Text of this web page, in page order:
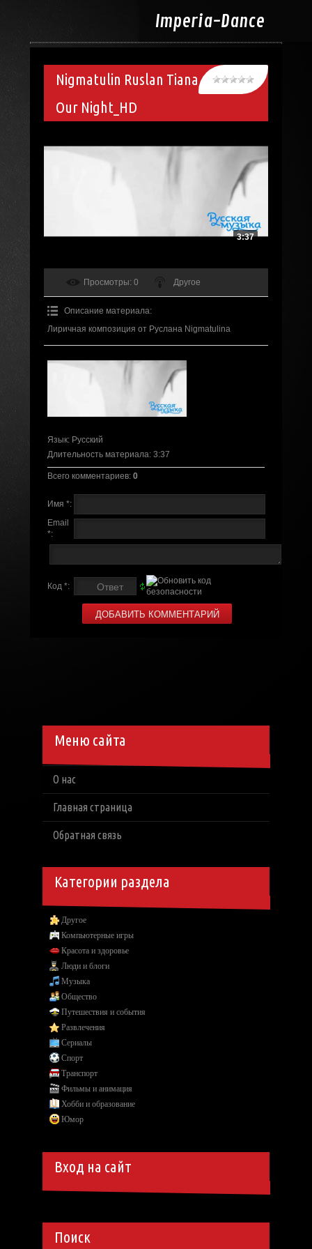
Imperia-Dance
Nigmatulin Ruslan Tiana
Our Night_HD
3:37
Просмотры: 0 Другое
Описание материала:
Лиричная композиция от Руслана Nigmatulina
Язык: Русский
Длительность материала: 3:37
Всего комментариев: 0
Имя *:
Email
*:
Код *:
Меню сайта
О нас
Главная страница
Обратная связь
Категории раздела
Другое
Компьютерные игры
Красота и здоровье
Люди и блоги
Музыка
Общество
Путешествия и события
Развлечения
Сериалы
Спорт
Транспорт
Фильмы и анимация
Хобби и образование
Юмор
Вход на сайт
Поиск